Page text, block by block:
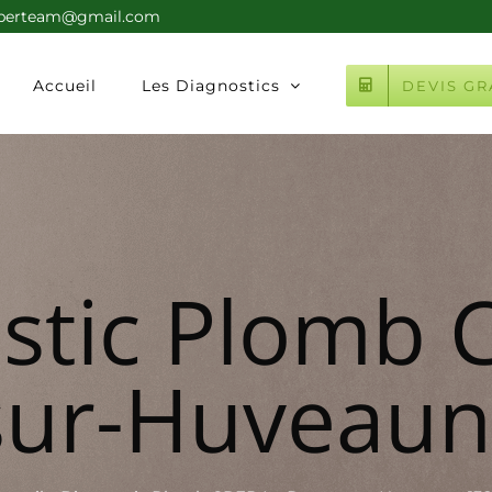
Accueil Les Diagnostics DEVIS
Plomb